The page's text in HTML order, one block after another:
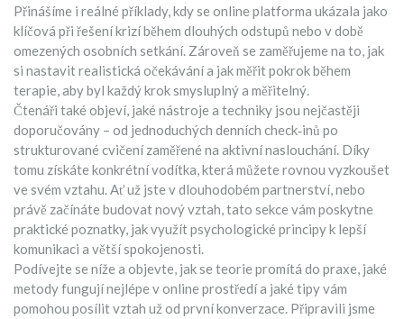
Přinášíme i reálné příklady, kdy se online platforma ukázala jako
klíčová při řešení krizí během dlouhých odstupů nebo v době
omezených osobních setkání. Zároveň se zaměřujeme na to, jak
si nastavit realistická očekávání a jak měřit pokrok během
terapie, aby byl každý krok smysluplný a měřitelný.
Čtenáři také objeví, jaké nástroje a techniky jsou nejčastěji
doporučovány – od jednoduchých denních check‑inů po
strukturované cvičení zaměřené na aktivní naslouchání. Díky
tomu získáte konkrétní vodítka, která můžete rovnou vyzkoušet
ve svém vztahu. Ať už jste v dlouhodobém partnerství, nebo
právě začínáte budovat nový vztah, tato sekce vám poskytne
praktické poznatky, jak využít psychologické principy k lepší
komunikaci a větší spokojenosti.
Podívejte se níže a objevte, jak se teorie promítá do praxe, jaké
metody fungují nejlépe v online prostředí a jaké tipy vám
pomohou posílit vztah už od první konverzace. Připravili jsme